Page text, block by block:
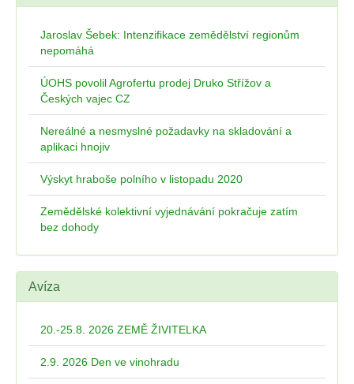
Jaroslav Šebek: Intenzifikace zemědělství regionům
nepomáhá
ÚOHS povolil Agrofertu prodej Druko Střížov a
Českých vajec CZ
Nereálné a nesmyslné požadavky na skladování a
aplikaci hnojiv
Výskyt hraboše polního v listopadu 2020
Zemědělské kolektivní vyjednávání pokračuje zatím
bez dohody
Avíza
20.-25.8. 2026 ZEMĚ ŽIVITELKA
2.9. 2026 Den ve vinohradu